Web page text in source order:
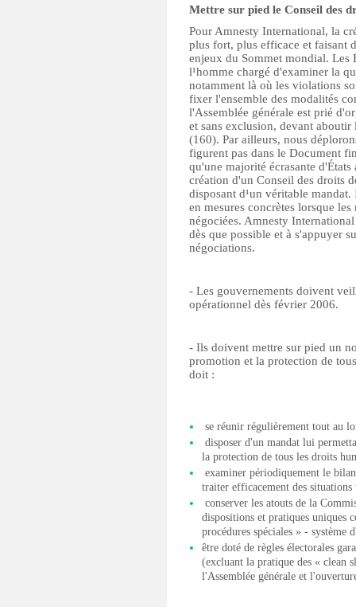
Mettre sur pied le Conseil des
Pour Amnesty International, la
plus fort, plus efficace et faisant
enjeux du Sommet mondial. Les
l¹homme chargé d'examiner la
notamment là où les violations
fixer l'ensemble des modalités
l'Assemblée générale est prié
et sans exclusion, devant
(160). Par ailleurs, nous
figurent pas dans le Document
qu'une majorité écrasante
création d'un Conseil des droits
disposant d¹un véritable
en mesures concrètes lorsque
négociées. Amnesty
dès que possible et à s'appuyer
négociations.
- Les gouvernements doivent
opérationnel dès février 2006.
- Ils doivent mettre sur pied un
promotion et la protection de
doit :
se réunir régulièrement tout au
disposer d'un mandat lui
la protection de tous les droits
examiner périodiquement le
traiter efficacement des situations
conserver les atouts de la
dispositions et pratiques uniques
procédures spéciales » - système
être doté de règles électorales
(excluant la pratique des « clean
l'Assemblée générale et